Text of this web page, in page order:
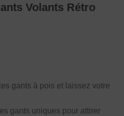
Volants Rétro
:gants à pois et laissez votre
gants uniques pour attirer